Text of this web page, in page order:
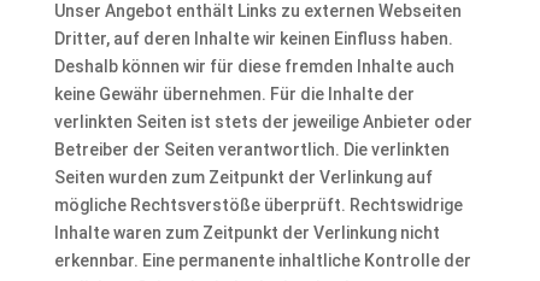
Unser Angebot enthält Links zu externen Webseiten
Dritter, auf deren Inhalte wir keinen Einfluss haben.
Deshalb können wir für diese fremden Inhalte auch
keine Gewähr übernehmen. Für die Inhalte der
verlinkten Seiten ist stets der jeweilige Anbieter oder
Betreiber der Seiten verantwortlich. Die verlinkten
Seiten wurden zum Zeitpunkt der Verlinkung auf
mögliche Rechtsverstöße überprüft. Rechtswidrige
Inhalte waren zum Zeitpunkt der Verlinkung nicht
erkennbar. Eine permanente inhaltliche Kontrolle der